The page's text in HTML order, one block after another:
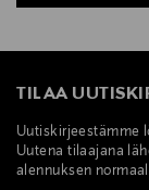
TILAA
Uutiskirjeestämme
Uutena tilaajana
alennuksen